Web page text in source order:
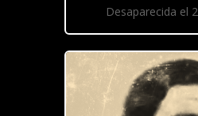
Desaparecida el